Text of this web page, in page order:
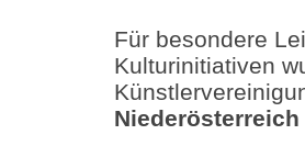
Für besondere
Kulturinitiativen
Niederösterreich